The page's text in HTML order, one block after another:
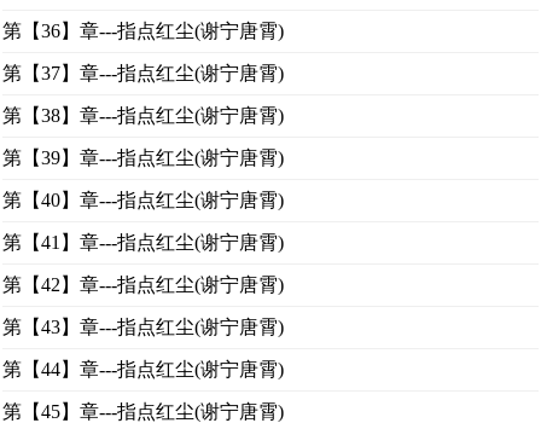
第【36】章---指点红尘(谢宁唐霄)
第【37】章---指点红尘(谢宁唐霄)
第【38】章---指点红尘(谢宁唐霄)
第【39】章---指点红尘(谢宁唐霄)
第【40】章---指点红尘(谢宁唐霄)
第【41】章---指点红尘(谢宁唐霄)
第【42】章---指点红尘(谢宁唐霄)
第【43】章---指点红尘(谢宁唐霄)
第【44】章---指点红尘(谢宁唐霄)
第【45】章---指点红尘(谢宁唐霄)